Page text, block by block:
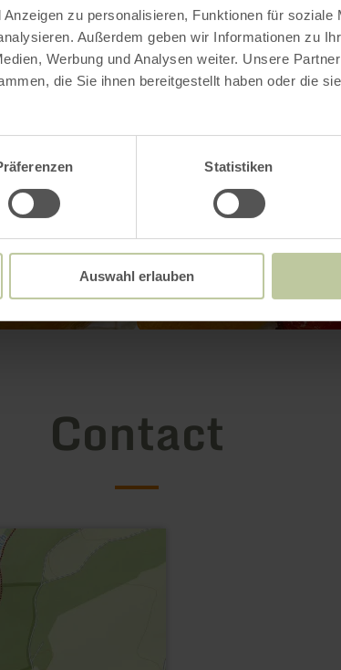
zu personalisieren, Funktionen für soziale
Außerdem geben wir Informationen zu
Werbung und Analysen weiter. Unsere
die Sie ihnen bereitgestellt haben oder die
Statistiken
Auswahl erlauben
Contact